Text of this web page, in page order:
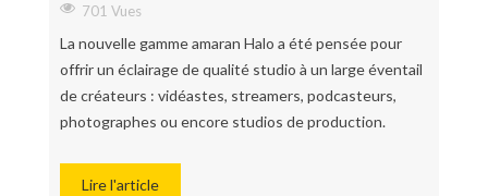
701 Vues
La nouvelle gamme amaran Halo a été pensée pour
offrir un éclairage de qualité studio à un large éventail
de créateurs : vidéastes, streamers, podcasteurs,
photographes ou encore studios de production.
Lire l'article